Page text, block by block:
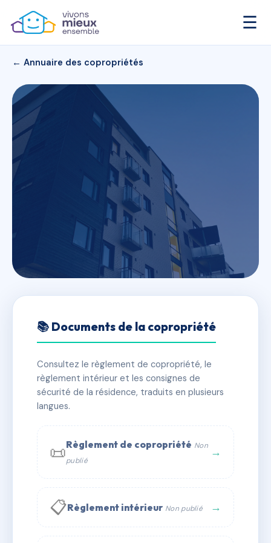
☰
← Annuaire des copropriétés
SYND COPRO 10R DUGUAY
TROUIN
📍 10 r duguay trouin 56100 Lorient
⚠ IMMATRICULEE_RATTACHEMENT_EXPIRE
🏠 13 lots
📞 Contacter Syndic Digital 💬 WhatsApp
✉ Email
📚 Documents de la copropriété
Consultez le règlement de copropriété, le
règlement intérieur et les consignes de
sécurité de la résidence, traduits en plusieurs
langues.
📜Règlement de copropriété Non
publié
→
📋Règlement intérieur Non publié →